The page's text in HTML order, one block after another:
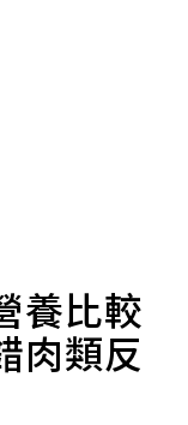
養比較
肉類反